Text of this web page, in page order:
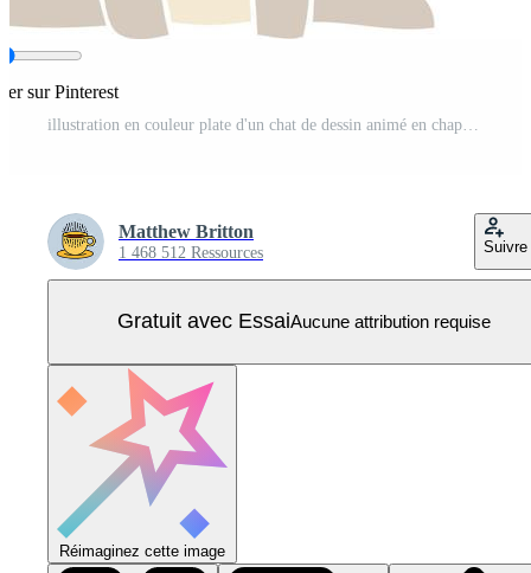
sur Pinterest
Matthew Britton
1 468 512 Ressources Suivre
Gratuit avec EssaiAucune attribution requise
Réimaginez cette image